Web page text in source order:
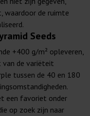
waardoor de ruimte
Seeds
+400 g/m² opleveren,
van de variëteit
tussen de 40 en 180
een favoriet onder
op zoek zijn naar